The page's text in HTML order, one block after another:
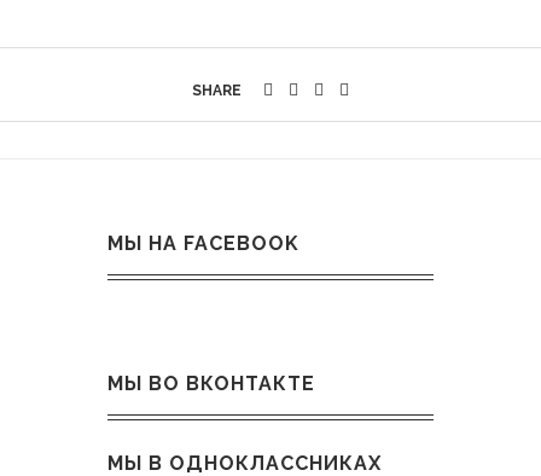
SHARE
МЫ НА FACEBOOK
МЫ ВО ВКОНТАКТЕ
МЫ В ОДНОКЛАССНИКАХ